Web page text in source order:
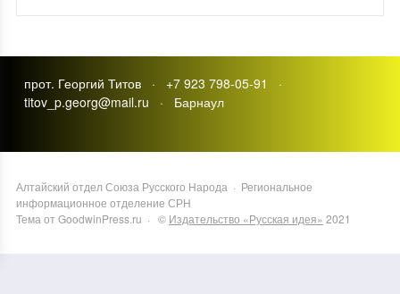
прот. Георгий Титов · +7 923 798-05-91 ·
titov_p.georg@mail.ru · Барнаул
Алтайский отдел Союза Русского Народа · Региональное
информационное отделение СРН
Тема от GoodwinPress.ru · © Издательство «Русская идея» 2021